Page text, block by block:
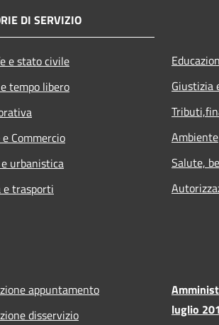
DI SERVIZIO
e stato civile
tempo libero
Commercio
urbanistica
e trasporti
Giustizia
Ambiente
Salute,
appuntamento
disservizio
luglio